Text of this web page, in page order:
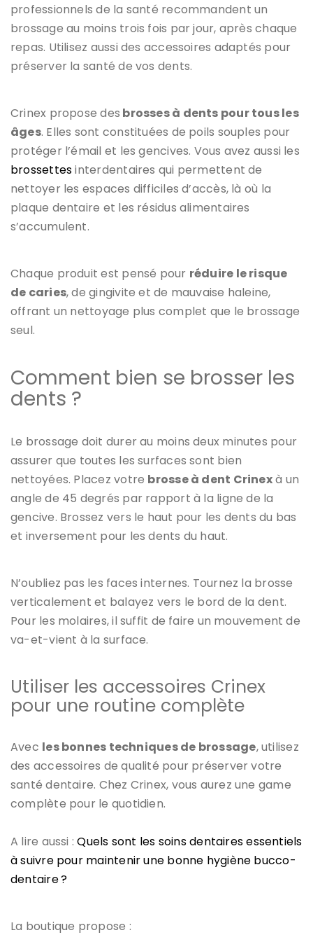
professionnels de la santé recommandent un
brossage au moins trois fois par jour, après chaque
repas. Utilisez aussi des accessoires adaptés pour
préserver la santé de vos dents.
Crinex propose des brosses à dents pour tous les
âges. Elles sont constituées de poils souples pour
protéger l’émail et les gencives. Vous avez aussi les
brossettesinterdentaires qui permettent de
nettoyer les espaces difficiles d’accès, là où la
plaque dentaire et les résidus alimentaires
s’accumulent.
Chaque produit est pensé pour réduire le risque
de caries, de gingivite et de mauvaise haleine,
offrant un nettoyage plus complet que le brossage
seul.
Comment bien se brosser les
dents ?
Le brossage doit durer au moins deux minutes pour
assurer que toutes les surfaces sont bien
nettoyées. Placez votre brosse à dent Crinexà un
angle de 45 degrés par rapport à la ligne de la
gencive. Brossez vers le haut pour les dents du bas
et inversement pour les dents du haut.
N’oubliez pas les faces internes. Tournez la brosse
verticalement et balayez vers le bord de la dent.
Pour les molaires, il suffit de faire un mouvement de
va-et-vient à la surface.
Utiliser les accessoires Crinex
pour une routine complète
Avec les bonnes techniques de brossage, utilisez
des accessoires de qualité pour préserver votre
santé dentaire. Chez Crinex, vous aurez une game
complète pour le quotidien.
A lire aussi :Quels sont les soins dentaires essentiels
à suivre pour maintenir une bonne hygiène bucco-
dentaire ?
La boutique propose :